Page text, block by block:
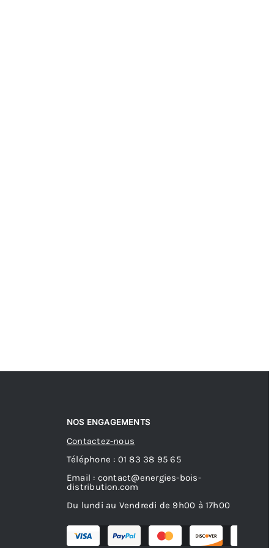
NOS ENGAGEMENTS
Contactez-nous
Téléphone : 01 83 38 95 65
Email : contact@energies-bois-
distribution.com
Du lundi au Vendredi de 9h00 à 17h00